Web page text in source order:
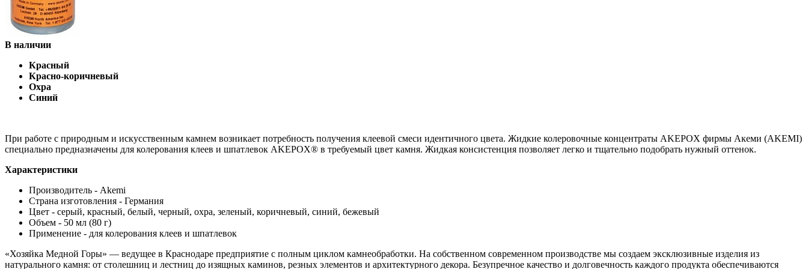
В наличии
Красный
Красно-коричневый
Охра
Синий
При работе с природным и искусственным камнем возникает потребность получения клеевой смеси идентичного цвета. Жидкие колеровочные концентраты AKEPOX фирмы Акеми (AKEMI)
специально предназначены для колерования клеев и шпатлевок AKEPOX® в требуемый цвет камня. Жидкая консистенция позволяет легко и тщательно подобрать нужный оттенок.
Характеристики
Производитель - Akemi
Страна изготовления - Германия
Цвет - серый, красный, белый, черный, охра, зеленый, коричневый, синий, бежевый
Объем - 50 мл (80 г)
Применение - для колерования клеев и шпатлевок
«Хозяйка Медной Горы» — ведущее в Краснодаре предприятие с полным циклом камнеобработки. На собственном современном производстве мы создаем эксклюзивные изделия из
натурального камня: от столешниц и лестниц до изящных каминов, резных элементов и архитектурного декора. Безупречное качество и долговечность каждого продукта обеспечиваются